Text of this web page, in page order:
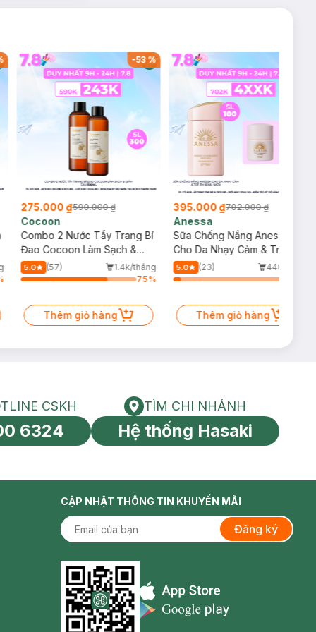
-53%
275.000 ₫590.000 ₫
Cocoon
Combo 2 Nước Tẩy Trang Bí
Đao Cocoon Làm Sạch &
Giảm Dầu 500ml
5.0 (57)
1.4k/tháng
75%
Thêm giỏ hàng
395.000 ₫702.000 ₫
Anessa
Sữa Chống Nắng Anessa
Cho Da Nhạy Cảm & Trẻ Em
60ml (Mới)
5.0 (23)
448/tháng
Thêm giỏ hàng
toàn cầu
HOTLINE CSKH
CSKH
6324
Tìm chi nhánh
TÌM CHI NHÁNH
Hệ thống Hasaki
CẬP NHẬT THÔNG TIN KHUYẾN MÃI
Đăng ký
Appstore icon